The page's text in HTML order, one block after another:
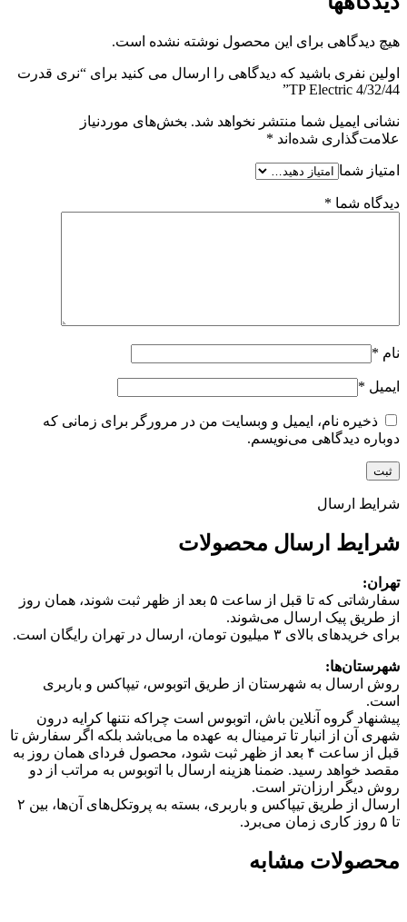
هیچ دیدگاهی برای این محصول نوشته نشده است.
اولین نفری باشید که دیدگاهی را ارسال می کنید برای “نری قدرت
4/32/44 TP Electric”
نشانی ایمیل شما منتشر نخواهد شد. بخش‌های موردنیاز
علامت‌گذاری شده‌اند *
امتیاز شما
دیدگاه شما *
نام *
ایمیل *
ذخیره نام، ایمیل و وبسایت من در مرورگر برای زمانی که
دوباره دیدگاهی می‌نویسم.
شرایط ارسال
شرایط ارسال محصولات
تهران:
سفارشاتی که تا قبل از ساعت ۵ بعد از ظهر ثبت شوند، همان روز
از طریق پیک ارسال می‌شوند.
برای خریدهای بالای ۳ میلیون تومان، ارسال در تهران رایگان است.
شهرستان‌ها:
روش ارسال به شهرستان از طریق اتوبوس، تیپاکس و باربری
است.
پیشنهاد گروه آنلاین باش، اتوبوس است چرا‌که نتنها کرایه درون
شهری آن از انبار تا ترمینال به عهده ما می‌باشد بلکه اگر سفارش تا
قبل از ساعت ۴ بعد از ظهر ثبت شود، محصول فردای همان روز به
مقصد خواهد رسید. ضمنا هزینه ارسال با اتوبوس به مراتب از دو
روش دیگر ارزان‌تر است.
ارسال از طریق تیپاکس و باربری، بسته به پروتکل‌های آن‌ها، بین ۲
تا ۵ روز کاری زمان می‌برد.
محصولات مشابه